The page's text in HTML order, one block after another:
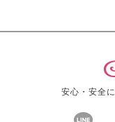
安心・安全